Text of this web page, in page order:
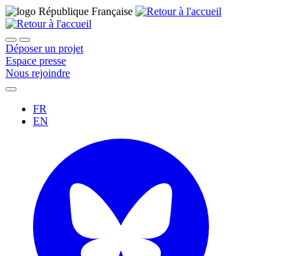
Déposer un projet
Espace presse
Nous rejoindre
FR
EN